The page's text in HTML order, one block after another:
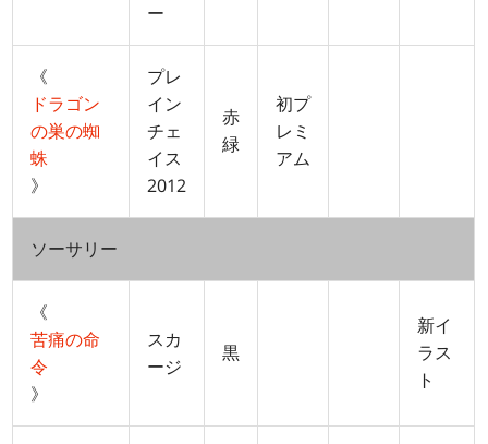
ー
《
ドラゴン
の巣の蜘
蛛
》
プレ
イン
チェ
イス
2012
赤
緑
初プ
レミ
アム
ソーサリー
《
苦痛の命
令
》
スカ
ージ
黒
新イ
ラス
ト